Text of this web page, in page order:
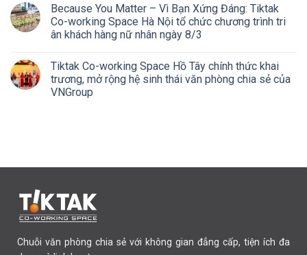
Because You Matter – Vì Bạn Xứng Đáng: Tiktak
Co-working Space Hà Nội tổ chức chương trình tri
ân khách hàng nữ nhân ngày 8/3
Tiktak Co-working Space Hồ Tây chính thức khai
trương, mở rộng hệ sinh thái văn phòng chia sẻ của
VNGroup
Chuỗi văn phòng chia sẻ với không gian đẳng cấp, tiện ích đa